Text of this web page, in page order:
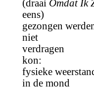
(draai Omdat Ik
eens)
gezongen
niet
verdragen
kon:
fysieke
in de mond